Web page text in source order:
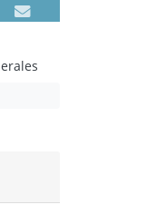
Contacto